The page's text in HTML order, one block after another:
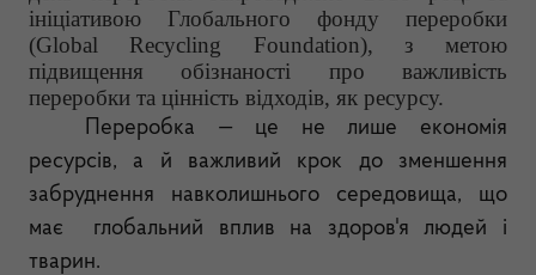
ініціативою Глобального фонду переробки
(Global Recycling Foundation), з метою
підвищення обізнаності про важливість
переробки та цінність відходів, як ресурсу.
Переробка — це не лише економія
ресурсів, а й важливий крок до зменшення
забруднення навколишнього середовища, що
має глобальний вплив на здоров'я людей і
тварин.